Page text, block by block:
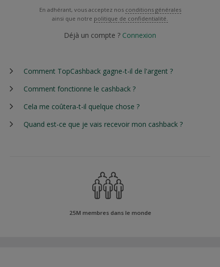
En adhérant, vous acceptez nos conditions générales
ainsi que notre politique de confidentialité.
Déjà un compte ? Connexion
Comment TopCashback gagne-t-il de l'argent ?
Comment fonctionne le cashback ?
Cela me coûtera-t-il quelque chose ?
Quand est-ce que je vais recevoir mon cashback ?
25M membres dans le monde